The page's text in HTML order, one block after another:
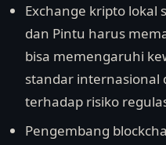
Exchange kripto lokal
dan Pintu harus
bisa memengaruhi
standar internasional
terhadap risiko
Pengembang